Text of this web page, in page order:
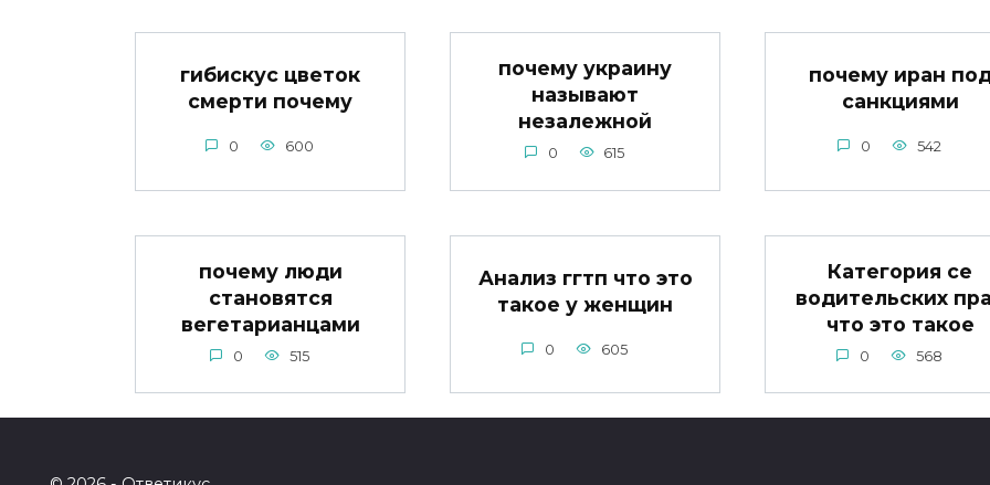
гибискус цветок
смерти почему
0 600
почему украину
называют
незалежной
0 615
почему иран
санкциями
0 542
почему люди
становятся
вегетарианцами
0 515
Анализ ггтп что это
такое у женщин
0 605
Категория се
водительских
что это такое
0 568